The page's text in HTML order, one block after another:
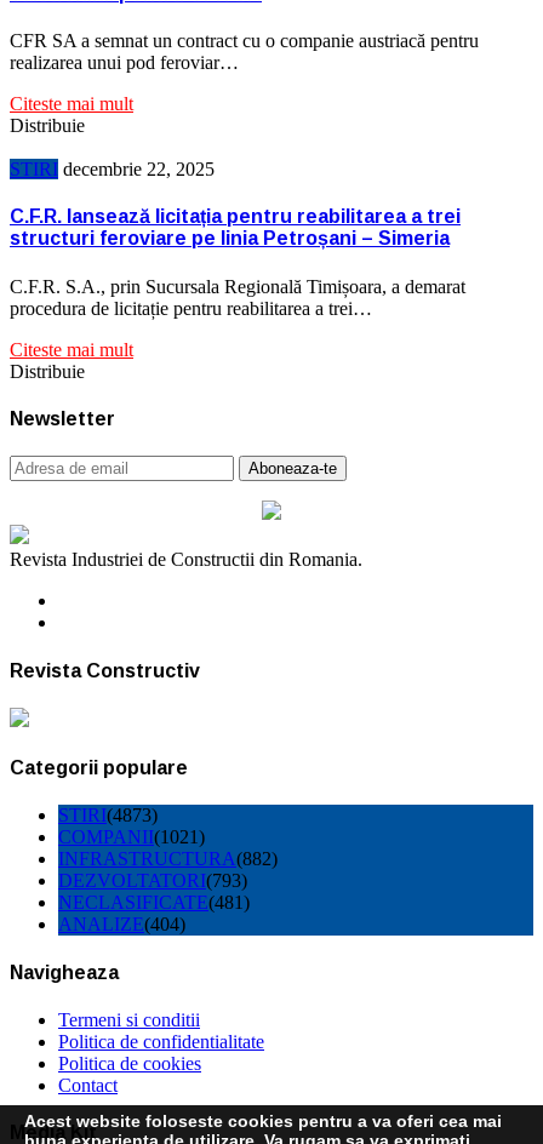
CFR SA a semnat un contract cu o companie austriacă pentru
realizarea unui pod feroviar…
Citeste mai mult
Distribuie
STIRI decembrie 22, 2025
C.F.R. lansează licitația pentru reabilitarea a trei
structuri feroviare pe linia Petroșani – Simeria
C.F.R. S.A., prin Sucursala Regională Timișoara, a demarat
procedura de licitație pentru reabilitarea a trei…
Citeste mai mult
Distribuie
Newsletter
Revista Industriei de Constructii din Romania.
Revista Constructiv
Categorii populare
STIRI(4873)
COMPANII(1021)
INFRASTRUCTURA(882)
DEZVOLTATORI(793)
NECLASIFICATE(481)
ANALIZE(404)
Navigheaza
Termeni si conditii
Politica de confidentialitate
Politica de cookies
Contact
Media Kit
Acest website foloseste cookies pentru a va oferi cea mai